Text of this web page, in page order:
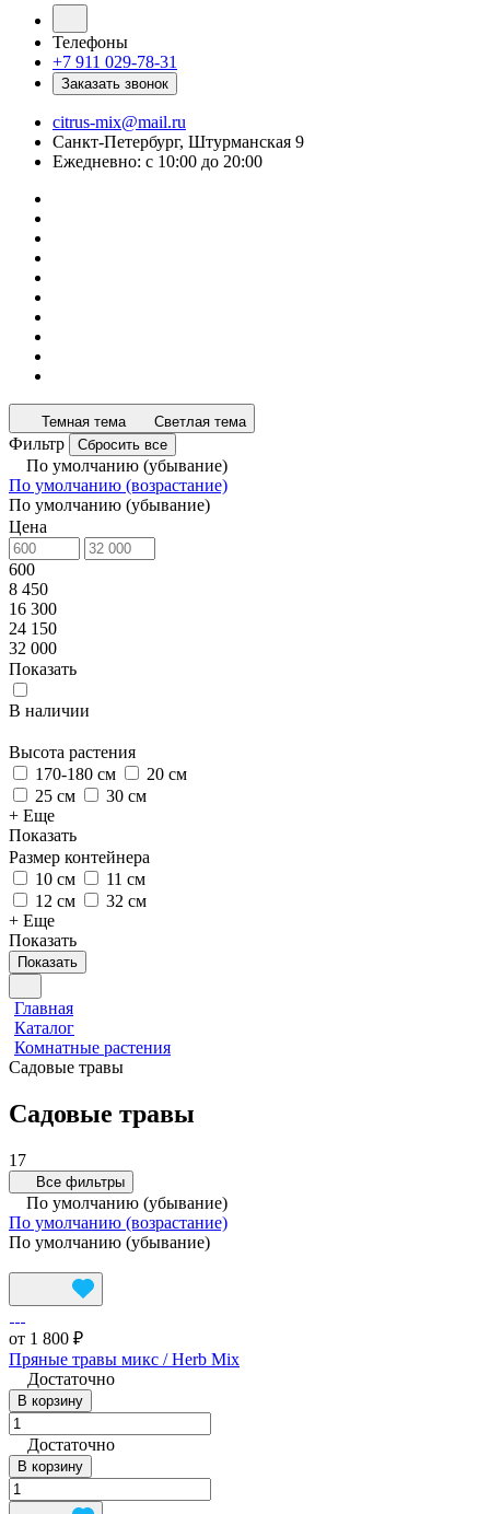
Телефоны
+7 911 029-78-31
Заказать звонок
citrus-mix@mail.ru
Санкт-Петербург, Штурманская 9
Ежедневно: с 10:00 до 20:00
Темная тема Светлая тема
Фильтр Сбросить все
По умолчанию (убывание)
По умолчанию (возрастание)
По умолчанию (убывание)
Цена
600
8 450
16 300
24 150
32 000
Показать
В наличии
Высота растения
170-180 см
20 см
25 см
30 см
+ Еще
Показать
Размер контейнера
10 см
11 см
12 см
32 см
+ Еще
Показать
Показать
Главная
Каталог
Комнатные растения
Садовые травы
Садовые травы
17
Все фильтры
По умолчанию (убывание)
По умолчанию (возрастание)
По умолчанию (убывание)
от 1 800 ₽
Пряные травы микс / Herb Mix
Достаточно
В корзину
Достаточно
В корзину